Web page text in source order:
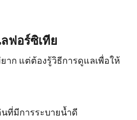
ฟอร์ซิเทีย
าก แต่ต้องรู้วิธีการดูแลเพื่อให้
ที่มีการระบายน้ำดี